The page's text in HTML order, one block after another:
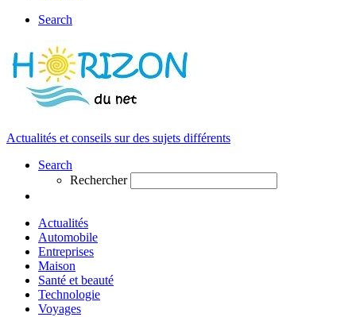
Search
Actualités et conseils sur des sujets différents
Search
Rechercher
Actualités
Automobile
Entreprises
Maison
Santé et beauté
Technologie
Voyages